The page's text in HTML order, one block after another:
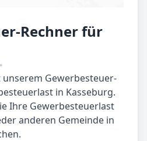
Rechner für
unserem Gewerbesteuer-
in Kasseburg.
Ihre Gewerbesteuerlast
anderen Gemeinde in